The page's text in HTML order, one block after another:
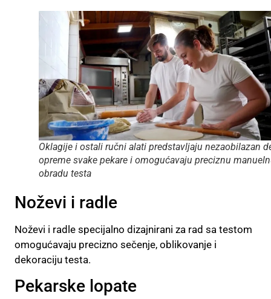
Oklagije i ostali ručni alati predstavljaju nezaobilazan
opreme svake pekare i omogućavaju preciznu
obradu testa
Noževi i radle
Noževi i radle specijalno dizajnirani za rad sa testom
omogućavaju precizno sečenje, oblikovanje i
dekoraciju testa.
Pekarske lopate